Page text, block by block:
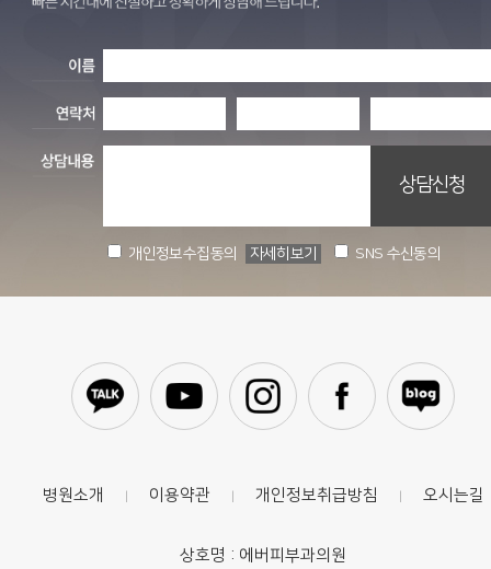
개인정보수집동의 자세히보기 SNS 수신동의
병원소개 | 이용약관 | 개인정보취급방침 | 오시는길
상호명 : 에버피부과의원